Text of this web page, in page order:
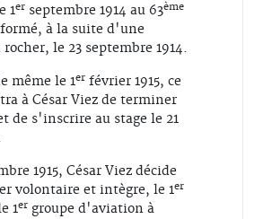
1er septembre 1914 au 63ème
à la suite d'une
le 23 septembre 1914.
même le 1er février 1915, ce
à César Viez de terminer
de s'inscrire au stage le 21
1915, César Viez décide
volontaire et intègre, le 1er
1er groupe d'aviation à